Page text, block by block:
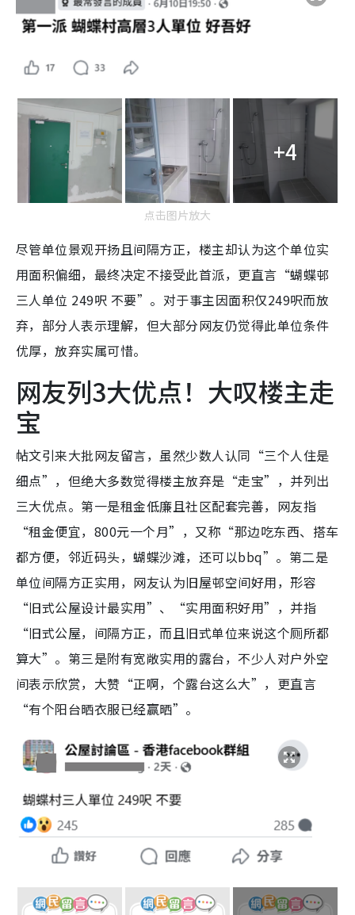
+4
点击图片放大
尽管单位景观开扬且间隔方正，楼主却认为这个单位实
用面积偏细，最终决定不接受此首派，更直言“蝴蝶邨
三人单位 249呎 不要”。对于事主因面积仅249呎而放
弃，部分人表示理解，但大部分网友仍觉得此单位条件
优厚，放弃实属可惜。
网友列3大优点！大叹楼主走
宝
帖文引来大批网友留言，虽然少数人认同“三个人住是
细点”，但绝大多数觉得楼主放弃是“走宝”，并列出
三大优点。第一是租金低廉且社区配套完善，网友指
“租金便宜，800元一个月”，又称“那边吃东西、搭车
都方便，邻近码头，蝴蝶沙滩，还可以bbq”。第二是
单位间隔方正实用，网友认为旧屋邨空间好用，形容
“旧式公屋设计最实用”、“实用面积好用”，并指
“旧式公屋，间隔方正，而且旧式单位来说这个厕所都
算大”。第三是附有宽敞实用的露台，不少人对户外空
间表示欣赏，大赞“正啊，个露台这么大”，更直言
“有个阳台晒衣服已经赢晒”。